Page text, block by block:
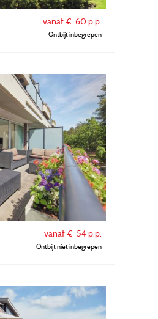
vanaf € 60 p.p.
Ontbijt inbegrepen
vanaf € 54 p.p.
Ontbijt niet inbegrepen